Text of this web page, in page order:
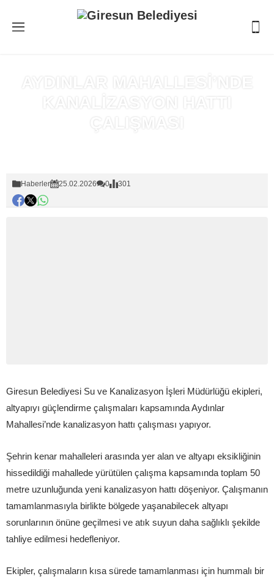
AYDINLAR MAHALLESİ’NDE
KANALİZASYON HATTI
ÇALIŞMASI
Haberler 25.02.2026 0 301
Giresun Belediyesi Su ve Kanalizasyon İşleri Müdürlüğü ekipleri,
altyapıyı güçlendirme çalışmaları kapsamında Aydınlar
Mahallesi’nde kanalizasyon hattı çalışması yapıyor.
Şehrin kenar mahalleleri arasında yer alan ve altyapı eksikliğinin
hissedildiği mahallede yürütülen çalışma kapsamında toplam 50
metre uzunluğunda yeni kanalizasyon hattı döşeniyor. Çalışmanın
tamamlanmasıyla birlikte bölgede yaşanabilecek altyapı
sorunlarının önüne geçilmesi ve atık suyun daha sağlıklı şekilde
tahliye edilmesi hedefleniyor.
Ekipler, çalışmaların kısa sürede tamamlanması için hummalı bir